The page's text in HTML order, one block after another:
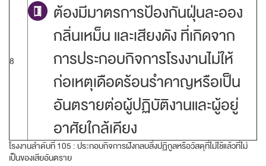
8
ต้องมีมาตรการป้องกันฝุ่นละออง
กลิ่นเหม็น และเสียงดัง ที่เกิดจาก
การประกอบกิจการโรงงานไม่ให้
ก่อเหตุเดือดร้อนรำคาญหรือเป็น
อันตรายต่อผู้ปฏิบัติงานและผู้อยู่
อาศัยใกล้เคียง
โรงงานลำดับที่ 105 : ประกอบกิจการฝังกลบสิ่งปฏิกูลหรือวัสดุที่ไม่ใช้แล้วที่ไม่
เป็นของเสียอันตราย